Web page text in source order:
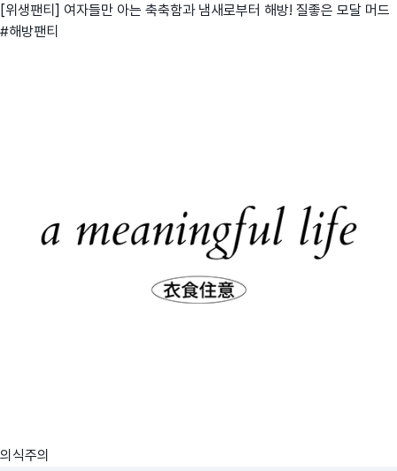
[위생팬티] 여자들만 아는 축축함과 냄새로부터 해방! 질좋은 모달 머드
#해방팬티
의식주의